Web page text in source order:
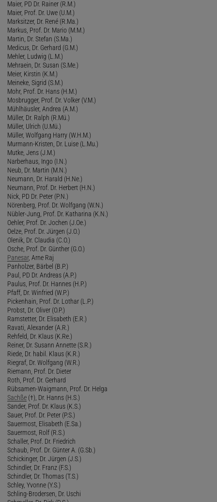
Maier, PD Dr. Rainer (R.M.)
Maier, Prof. Dr. Uwe (U.M.)
Marksitzer, Dr. René (R.Ma.)
Markus, Prof. Dr. Mario (M.M.)
Martin, Dr. Stefan (S.Ma.)
Medicus, Dr. Gerhard (G.M.)
Mehler, Ludwig (L.M.)
Mehraein, Dr. Susan (S.Me.)
Meier, Kirstin (K.M.)
Meineke, Sigrid (S.M.)
Mohr, Prof. Dr. Hans (H.M.)
Mosbrugger, Prof. Dr. Volker (V.M.)
Mühlhäusler, Andrea (A.M.)
Müller, Dr. Ralph (R.Mü.)
Müller, Ulrich (U.Mü.)
Müller, Wolfgang Harry (W.H.M.)
Murmann-Kristen, Dr. Luise (L.Mu.)
Mutke, Jens (J.M.)
Narberhaus, Ingo (I.N.)
Neub, Dr. Martin (M.N.)
Neumann, Dr. Harald (H.Ne.)
Neumann, Prof. Dr. Herbert (H.N.)
Nick, PD Dr. Peter (P.N.)
Nörenberg, Prof. Dr. Wolfgang (W.N.)
Nübler-Jung, Prof. Dr. Katharina (K.N.)
Oehler, Prof. Dr. Jochen (J.Oe.)
Oelze, Prof. Dr. Jürgen (J.O.)
Olenik, Dr. Claudia (C.O.)
Osche, Prof. Dr. Günther (G.O.)
Panesar, Arne Raj
Panholzer, Bärbel (B.P.)
Paul, PD Dr. Andreas (A.P.)
Paulus, Prof. Dr. Hannes (H.P.)
Pfaff, Dr. Winfried (W.P.)
Pickenhain, Prof. Dr. Lothar (L.P.)
Probst, Dr. Oliver (O.P.)
Ramstetter, Dr. Elisabeth (E.R.)
Ravati, Alexander (A.R.)
Rehfeld, Dr. Klaus (K.Re.)
Reiner, Dr. Susann Annette (S.R.)
Riede, Dr. habil. Klaus (K.R.)
Riegraf, Dr. Wolfgang (W.R.)
Riemann, Prof. Dr. Dieter
Roth, Prof. Dr. Gerhard
Rübsamen-Waigmann, Prof. Dr. Helga
Sachße (†), Dr. Hanns (H.S.)
Sander, Prof. Dr. Klaus (K.S.)
Sauer, Prof. Dr. Peter (P.S.)
Sauermost, Elisabeth (E.Sa.)
Sauermost, Rolf (R.S.)
Schaller, Prof. Dr. Friedrich
Schaub, Prof. Dr. Günter A. (G.Sb.)
Schickinger, Dr. Jürgen (J.S.)
Schindler, Dr. Franz (F.S.)
Schindler, Dr. Thomas (T.S.)
Schley, Yvonne (Y.S.)
Schling-Brodersen, Dr. Uschi